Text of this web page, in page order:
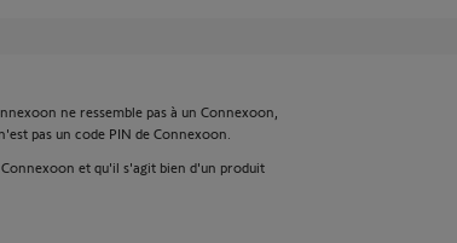
ne ressemble pas à un Connexoon,
pas un code PIN de Connexoon.
et qu'il s'agit bien d'un produit